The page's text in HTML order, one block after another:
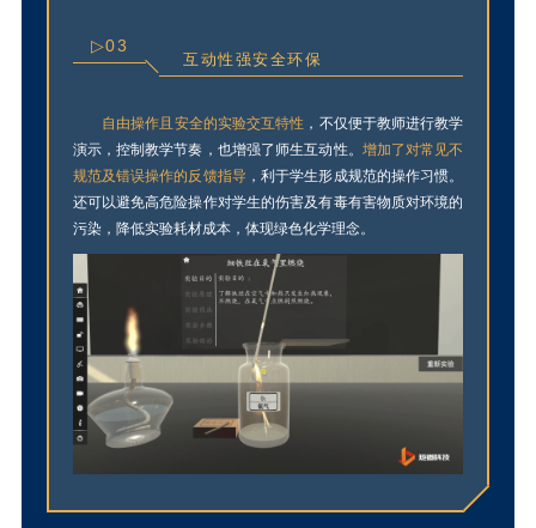
▷03
互动性强安全环保
自由操作且安全的实验交互特性 ，不仅便于教师进行教学
演示，控制教学节奏，也增强了师生互动性。 增加了对常见不
规范及错误操作的反馈指导 ，利于学生形成规范的操作习惯。
还可以避免高危险操作对学生的伤害及有毒有害物质对环境的
污染，降低实验耗材成本，体现绿色化学理念。